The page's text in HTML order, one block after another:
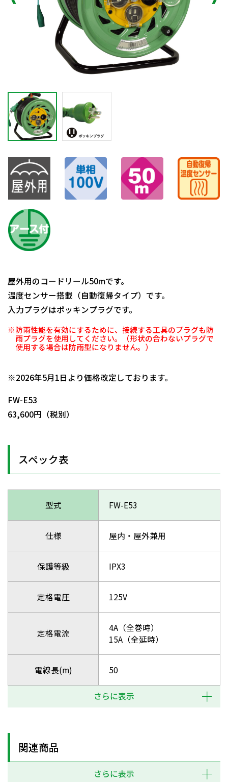
屋外用のコードリール50mです。
温度センサー搭載（自動復帰タイプ）です。
入力プラグはポッキンプラグです。
※防雨性能を有効にするために、接続する工具のプラグも防
雨プラグを使用してください。（形状の合わないプラグで
使用する場合は防雨型になりません。）
※2026年5月1日より価格改定しております。
FW-E53
63,600円（税別）
スペック表
型式 FW-E53
仕様 屋内・屋外兼用
保護等級 IPX3
定格電圧 125V
定格電流
4A（全巻時）
15A（全延時）
電線長(m) 50
さらに表示
関連商品
さらに表示